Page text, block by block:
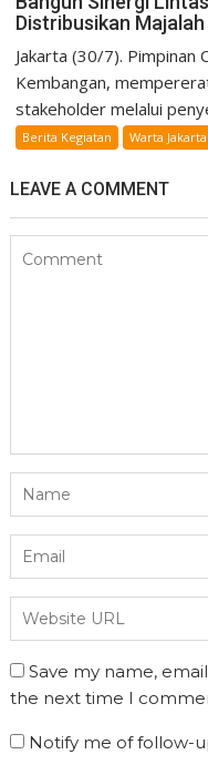
Distribusikan
Jakarta (30/7). Pimpinan
Kembangan,
stakeholder melalui
Berita Kegiatan Warta Jakarta
LEAVE A COMMENT
Save my name,
the next time I
Notify me of follow-